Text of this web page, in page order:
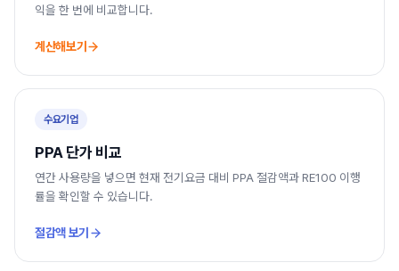
익을 한 번에 비교합니다.
계산해보기
수요기업
PPA 단가 비교
연간 사용량을 넣으면 현재 전기요금 대비 PPA 절감액과 RE100 이행
률을 확인할 수 있습니다.
절감액 보기